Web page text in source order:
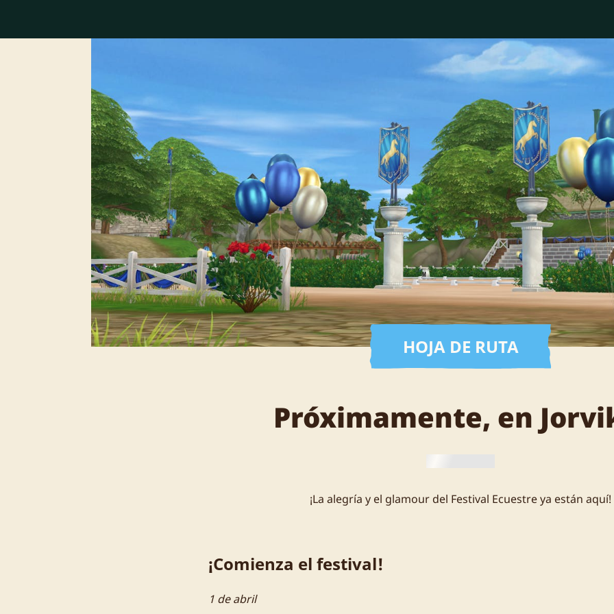
HOJA DE RUTA
Próximamente, en
¡La alegría y el glamour del Festival Ecuestre ya están aquí!
¡Comienza el festival!
1 de abril